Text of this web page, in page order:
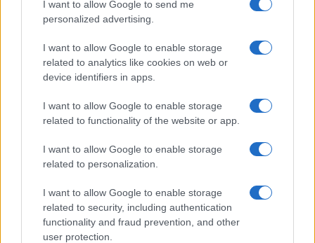
I want to allow Google to send me
personalized advertising.
I want to allow Google to enable storage
related to analytics like cookies on web or
device identifiers in apps.
I want to allow Google to enable storage
related to functionality of the website or app.
I want to allow Google to enable storage
related to personalization.
I want to allow Google to enable storage
related to security, including authentication
functionality and fraud prevention, and other
user protection.
archeologia
Camilla Bellini · 5 Ago 2026